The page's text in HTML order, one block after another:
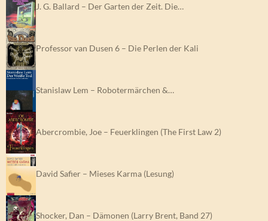
J. G. Ballard – Der Garten der Zeit. Die…
Professor van Dusen 6 – Die Perlen der Kali
Stanislaw Lem – Robotermärchen &…
Abercrombie, Joe – Feuerklingen (The First Law 2)
David Safier – Mieses Karma (Lesung)
Shocker, Dan – Dämonen (Larry Brent, Band 27)